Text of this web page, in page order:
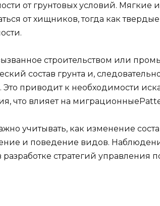
от грунтовых условий. Мягкие
от хищников, тогда как
строительством или
состав грунта и,
приводит к необходимости
что влияет на
учитывать, как изменение
и поведение видов.
стратегий управления